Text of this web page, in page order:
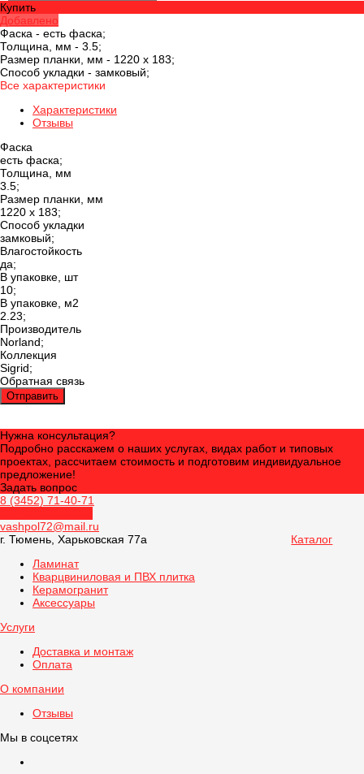
Купить
Добавлено
Фаска - есть фаска;
Толщина, мм - 3.5;
Размер планки, мм - 1220 х 183;
Способ укладки - замковый;
Все характеристики
Характеристики
Отзывы
Фаска
есть фаска;
Толщина, мм
3.5;
Размер планки, мм
1220 х 183;
Способ укладки
замковый;
Влагостойкость
да;
В упаковке, шт
10;
В упаковке, м2
2.23;
Производитель
Norland;
Коллекция
Sigrid;
Обратная связь
Отправить
Нужна консультация?
Подробно расскажем о наших услугах, видах работ и типовых
проектах, рассчитаем стоимость и подготовим индивидуальное
предложение!
Задать вопрос
8 (3452) 71-40-71
vashpol72@mail.ru
г. Тюмень, Харьковская 77а
Каталог
Ламинат
Кварцвиниловая и ПВХ плитка
Керамогранит
Аксессуары
Услуги
Доставка и монтаж
Оплата
О компании
Отзывы
Мы в соцсетях